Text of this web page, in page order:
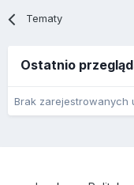
Tematy
Ostatnio
Brak zarejestrowanych